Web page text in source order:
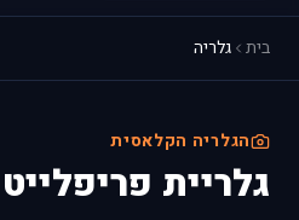
בית גלריה
הגלריה הקלאסית
גלריית פריפלייט